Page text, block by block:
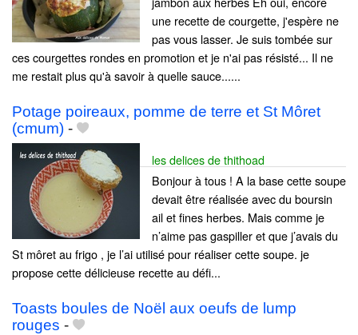
une recette de courgette, j'espère ne
pas vous lasser. Je suis tombée sur
ces courgettes rondes en promotion et je n'ai pas résisté... Il ne
me restait plus qu'à savoir à quelle sauce......
Potage poireaux, pomme de terre et St Môret
(cmum) -
les delices de thithoad
Bonjour à tous ! A la base cette soupe
devait être réalisée avec du boursin
ail et fines herbes. Mais comme je
n’aime pas gaspiller et que j’avais du
St môret au frigo , je l’ai utilisé pour réaliser cette soupe. je
propose cette délicieuse recette au défi...
Toasts boules de Noël aux oeufs de lump
rouges -